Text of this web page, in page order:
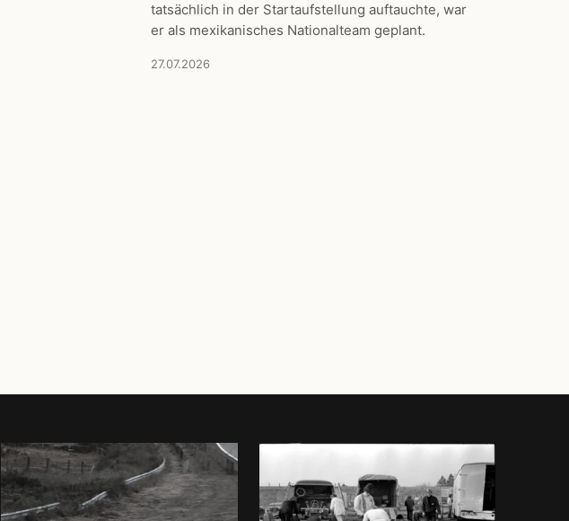
tatsächlich in der Startaufstellung auftauchte, war
er als mexikanisches Nationalteam geplant.
27.07.2026